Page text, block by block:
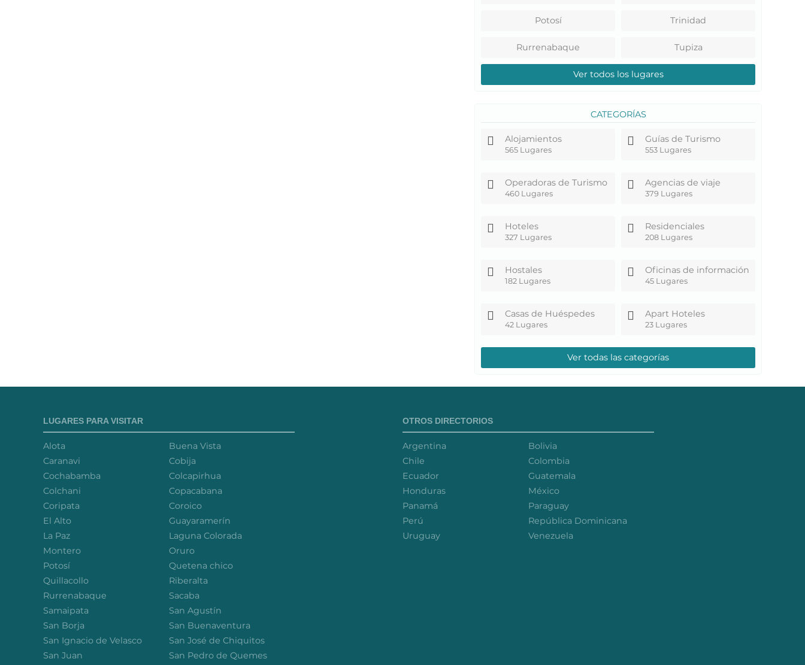
Potosí Trinidad
Rurrenabaque Tupiza
Ver todos los lugares
CATEGORÍAS
Alojamientos
565 Lugares
Guías de Turismo
553 Lugares
Operadoras de Turismo
460 Lugares
Agencias de viaje
379 Lugares
Hoteles
327 Lugares
Residenciales
208 Lugares
Hostales
182 Lugares
Oficinas de información
45 Lugares
Casas de Huéspedes
42 Lugares
Apart Hoteles
23 Lugares
Ver todas las categorías
LUGARES PARA VISITAR
Alota
Buena Vista
Caranavi
Cobija
Cochabamba
Colcapirhua
Colchani
Copacabana
Coripata
Coroico
El Alto
Guayaramerín
La Paz
Laguna Colorada
Montero
Oruro
Potosí
Quetena chico
Quillacollo
Riberalta
Rurrenabaque
Sacaba
Samaipata
San Agustín
San Borja
San Buenaventura
San Ignacio de Velasco
San José de Chiquitos
San Juan
San Pedro de Quemes
OTROS DIRECTORIOS
Argentina
Bolivia
Chile
Colombia
Ecuador
Guatemala
Honduras
México
Panamá
Paraguay
Perú
República Dominicana
Uruguay
Venezuela